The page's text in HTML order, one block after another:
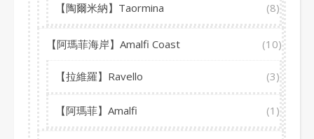
【陶爾米納】Taormina (8)
【阿瑪菲海岸】Amalfi Coast (10)
【拉維羅】Ravello (3)
【阿瑪菲】Amalfi (1)